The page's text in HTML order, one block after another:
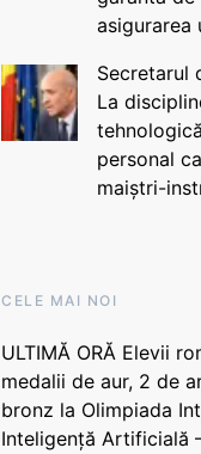
asigurarea
Secretarul
La
personal
maiștri-
CELE MAI NOI
ULTIMĂ ORĂ Elevii
medalii de aur, 2 de
bronz la Olimpiada
Inteligență Artificială